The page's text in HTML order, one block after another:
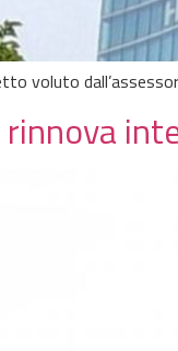
voluto